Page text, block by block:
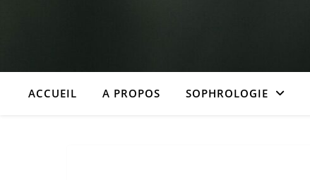
ACCUEIL A PROPOS SOPHROLOGIE